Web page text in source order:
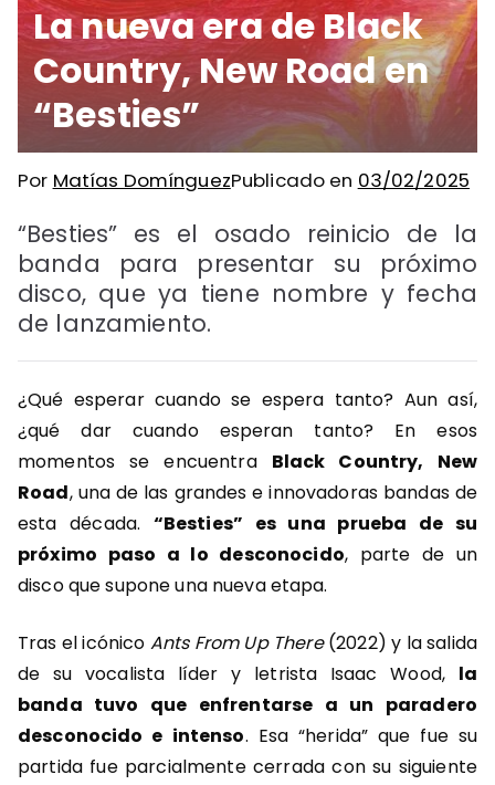
La nueva era de Black
Country, New Road en
“Besties”
Por Matías DomínguezPublicado en 03/02/2025
“Besties” es el osado reinicio de la
banda para presentar su próximo
disco, que ya tiene nombre y fecha
de lanzamiento.
¿Qué esperar cuando se espera tanto? Aun así,
¿qué dar cuando esperan tanto? En esos
momentos se encuentra Black Country, New
Road, una de las grandes e innovadoras bandas de
esta década. “Besties” es una prueba de su
próximo paso a lo desconocido, parte de un
disco que supone una nueva etapa.
Tras el icónico Ants From Up There(2022) y la salida
de su vocalista líder y letrista Isaac Wood, la
banda tuvo que enfrentarse a un paradero
desconocido e intenso. Esa “herida” que fue su
partida fue parcialmente cerrada con su siguiente